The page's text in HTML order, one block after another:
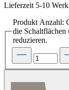
Lieferzeit 5-10
Produkt Anzahl:
die Schaltflächen
reduzieren.